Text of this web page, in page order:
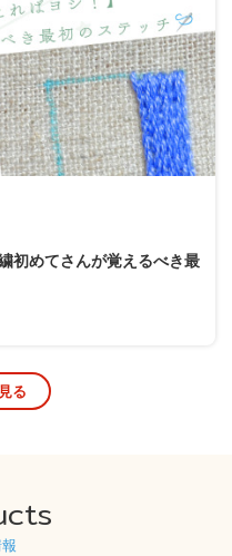
初めてさんが覚えるべき最
る